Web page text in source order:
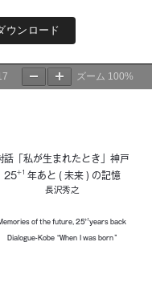
ウンロード
ズーム 100%